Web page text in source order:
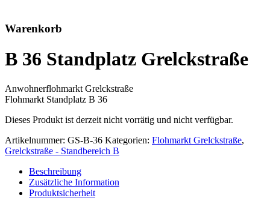
Warenkorb
B 36 Standplatz Grelckstraße
Anwohnerflohmarkt Grelckstraße
Flohmarkt Standplatz B 36
Dieses Produkt ist derzeit nicht vorrätig und nicht verfügbar.
Artikelnummer: GS-B-36 Kategorien: Flohmarkt Grelckstraße,
Grelckstraße - Standbereich B
Beschreibung
Zusätzliche Information
Produktsicherheit